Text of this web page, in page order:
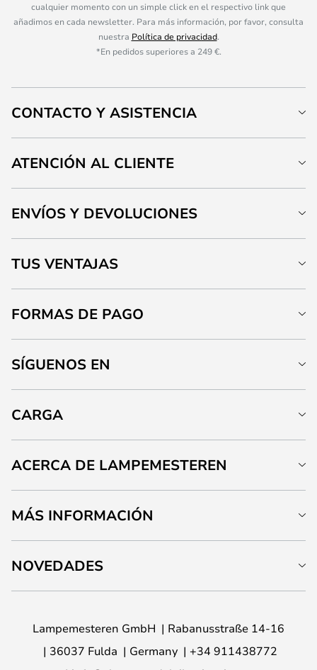
cualquier momento con un simple click en el respectivo link que
añadimos en cada newsletter. Para más información, por favor, consulta
nuestra Política de privacidad.
*En pedidos superiores a 249 €.
CONTACTO Y ASISTENCIA
ATENCIÓN AL CLIENTE
ENVÍOS Y DEVOLUCIONES
TUS VENTAJAS
FORMAS DE PAGO
SÍGUENOS EN
CARGA
ACERCA DE LAMPEMESTEREN
MÁS INFORMACIÓN
NOVEDADES
Lampemesteren GmbH
Rabanusstraße 14-16
36037 Fulda
Germany
+34 911438772